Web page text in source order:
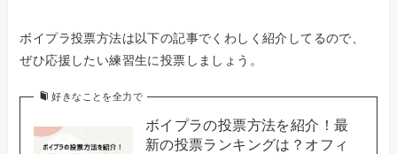
ボイプラ投票方法は以下の記事でくわしく紹介してるので、
ぜひ応援したい練習生に投票しましょう。
好きなことを全力で
ボイプラの投票方法を紹介！最
新の投票ランキングは？オフィ